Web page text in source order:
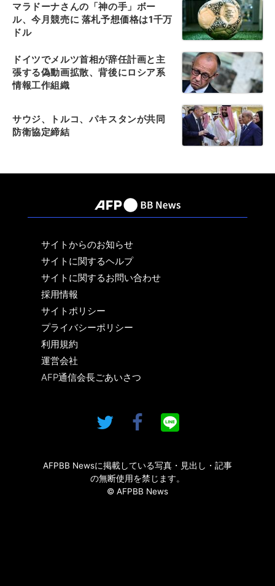
マラドーナさんの「神の手」ボー
ル、今月競売に 落札予想価格は1千万
ドル
ドイツでメルツ首相が辞任計画と主
張する偽動画拡散、背後にロシア系
情報工作組織
サウジ、トルコ、パキスタンが共同
防衛協定締結
サイトからのお知らせ
サイトに関するヘルプ
サイトに関するお問い合わせ
採用情報
サイトポリシー
プライバシーポリシー
利用規約
運営会社
AFP通信会長ごあいさつ
AFPBB Newsに掲載している写真・見出し・記事
の無断使用を禁じます。
© AFPBB News